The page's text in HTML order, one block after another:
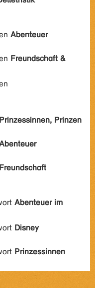
Abenteuer
Freundschaft &
Prinzessinnen, Prinzen
Freundschaft
Abenteuer im
Disney
Prinzessinnen